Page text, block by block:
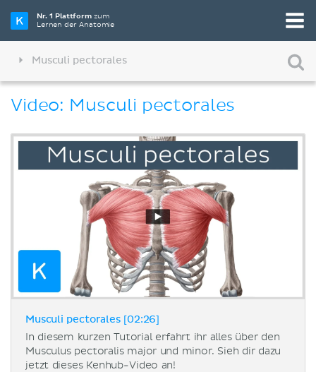
Nr. 1 Plattformzum
Lernen der Anatomie
Musculi pectorales
Video: Musculi pectorales
Musculi pectorales [02:26]
In diesem kurzen Tutorial erfahrt ihr alles über den
Musculus pectoralis major und minor. Sieh dir dazu
jetzt dieses Kenhub-Video an!